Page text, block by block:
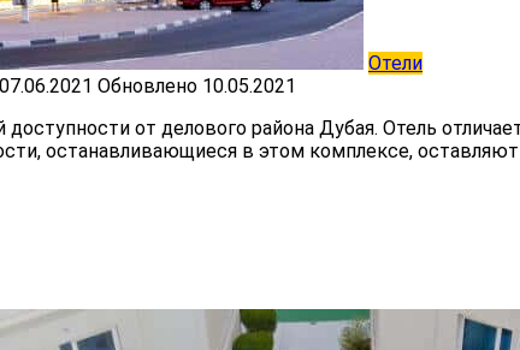
Отели
07.06.2021 Обновлено 10.05.2021
от делового района Дубая. Отель
останавливающиеся в этом комплексе,